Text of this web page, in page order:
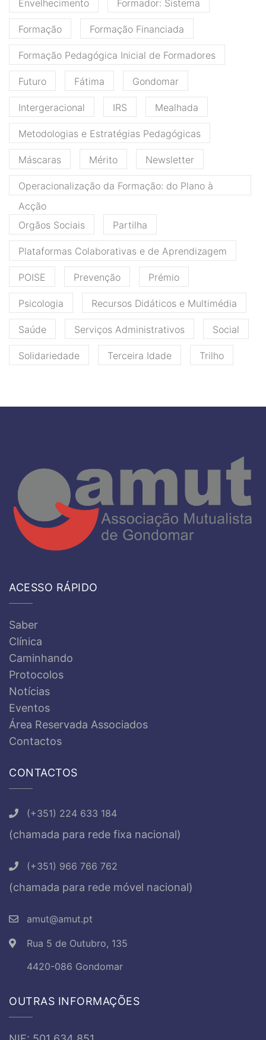
Envelhecimento Formador: Sistema
Formação Formação Financiada
Formação Pedagógica Inicial de Formadores
Futuro Fátima Gondomar
Intergeracional IRS Mealhada
Metodologias e Estratégias Pedagógicas
Máscaras Mérito Newsletter
Operacionalização da Formação: do Plano à
Acção
Orgãos Sociais
Partilha
Plataformas Colaborativas e de Aprendizagem
POISE Prevenção Prémio
Psicologia Recursos Didáticos e Multimédia
Saúde Serviços Administrativos Social
Solidariedade Terceira Idade Trilho
ACESSO RÁPIDO
Saber
Clínica
Caminhando
Protocolos
Notícias
Eventos
Área Reservada Associados
Contactos
CONTACTOS
(+351) 224 633 184
(chamada para rede fixa nacional)
(+351) 966 766 762
(chamada para rede móvel nacional)
amut@amut.pt
Rua 5 de Outubro, 135
4420-086 Gondomar
OUTRAS INFORMAÇÕES